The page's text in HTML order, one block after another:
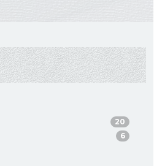
20
6